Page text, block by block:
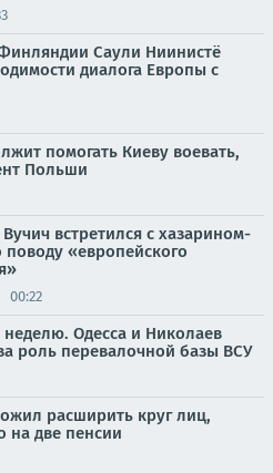
Саули Ниинистё
диалога Европы с
помогать Киеву воевать,
Польши
встретился с хазарином-
«европейского
00:22
неделю. Одесса и Николаев
роль перевалочной базы ВСУ
расширить круг лиц,
две пенсии